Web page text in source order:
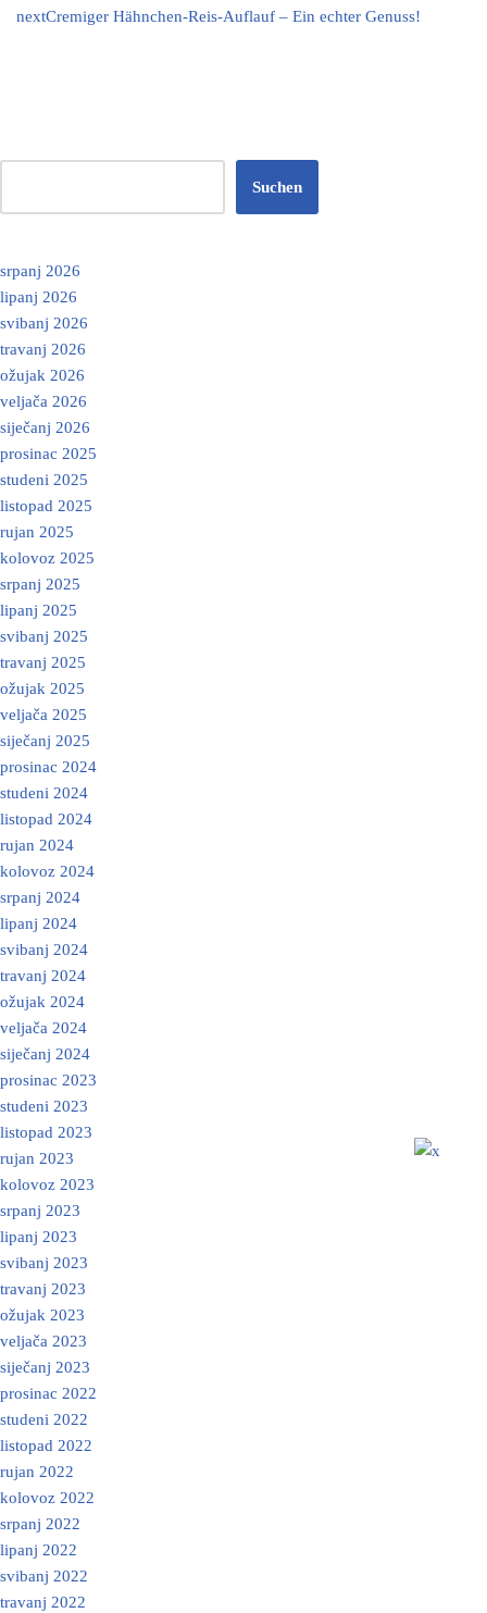
nextCremiger Hähnchen-Reis-Auflauf – Ein echter Genuss!
Suchen
srpanj 2026
lipanj 2026
svibanj 2026
travanj 2026
ožujak 2026
veljača 2026
siječanj 2026
prosinac 2025
studeni 2025
listopad 2025
rujan 2025
kolovoz 2025
srpanj 2025
lipanj 2025
svibanj 2025
travanj 2025
ožujak 2025
veljača 2025
siječanj 2025
prosinac 2024
studeni 2024
listopad 2024
rujan 2024
kolovoz 2024
srpanj 2024
lipanj 2024
svibanj 2024
travanj 2024
ožujak 2024
veljača 2024
siječanj 2024
prosinac 2023
studeni 2023
listopad 2023
rujan 2023
kolovoz 2023
srpanj 2023
lipanj 2023
svibanj 2023
travanj 2023
ožujak 2023
veljača 2023
siječanj 2023
prosinac 2022
studeni 2022
listopad 2022
rujan 2022
kolovoz 2022
srpanj 2022
lipanj 2022
svibanj 2022
travanj 2022